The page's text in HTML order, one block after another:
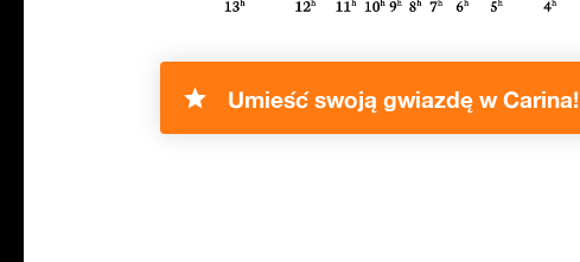
Umieść swoją gwiazdę w Carina!